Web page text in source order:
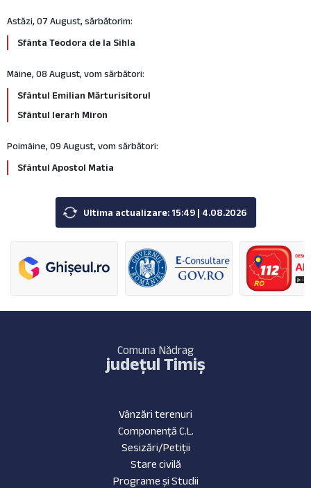
Astăzi, 07 August, sărbătorim:
Sfânta Teodora de la Sihla
Mâine, 08 August, vom sărbători:
Sfântul Emilian Mărturisitorul
Sfântul Ierarh Miron
Poimâine, 09 August, vom sărbători:
Sfântul Apostol Matia
Ultima actualizare: 15:49 | 4.08.2026
Comuna Nădrag
județul Timiș
Vânzări terenuri
Componență C.L.
Sesizări/Petiții
Stare civilă
Programe și Studii